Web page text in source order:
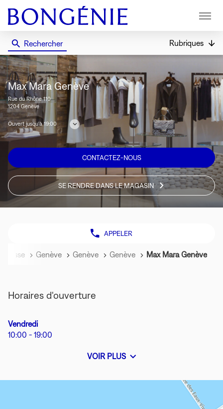
Menu
Rechercher
Rubriques
Bongénie
Max Mara Genève
Rue du Rhône 110
1204 Genève
Ouvert jusqu'à 19:00
les
horaires
CONTACTEZ-NOUS
SE RENDRE DANS LE MAGASIN
VOIR
LA
APPELER
AFFICHER
NUMÉRO
Suisse Genève Genève Genève Max Mara Genève
Horaires d'ouverture
Horaires
d'ouverture
Vendredi
10:00 - 19:00
VOIR PLUS
ET
HORAIRES